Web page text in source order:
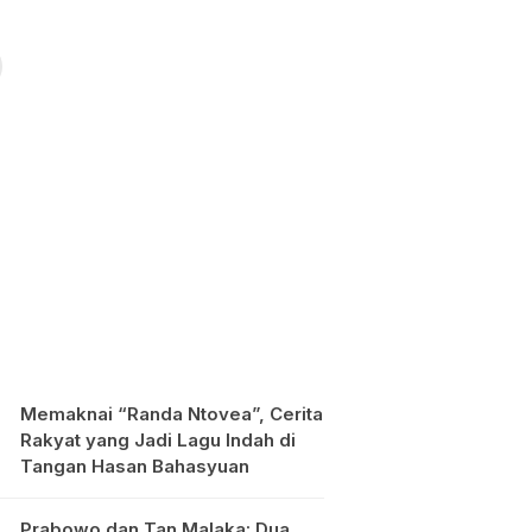
Memaknai “Randa Ntovea”, Cerita
Rakyat yang Jadi Lagu Indah di
Tangan Hasan Bahasyuan